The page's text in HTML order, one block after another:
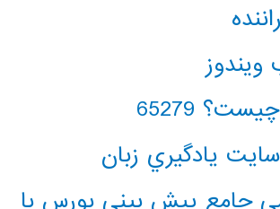
65279
يادگيري زبان
جامع پیش بینی بورس با